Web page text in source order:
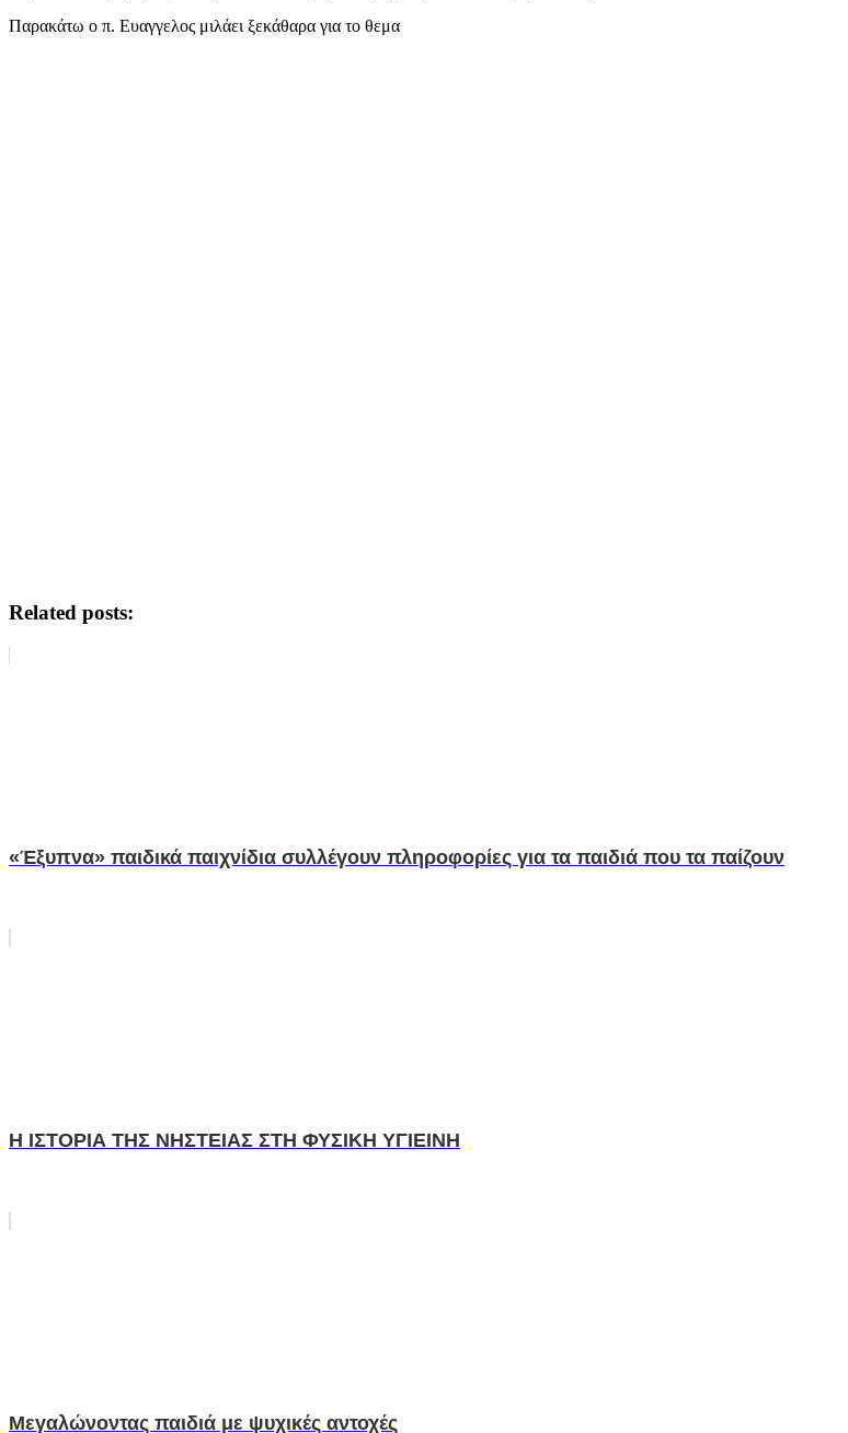
Παρακάτω ο π. Ευαγγελος μιλάει ξεκάθαρα για το θεμα
Related posts:
«Έξυπνα» παιδικά παιχνίδια συλλέγουν πληροφορίες για τα παιδιά που τα παίζουν
Η ΙΣΤΟΡΙΑ ΤΗΣ ΝΗΣΤΕΙΑΣ ΣΤΗ ΦΥΣΙΚΗ ΥΓΙΕΙΝΗ
Μεγαλώνοντας παιδιά με ψυχικές αντοχές